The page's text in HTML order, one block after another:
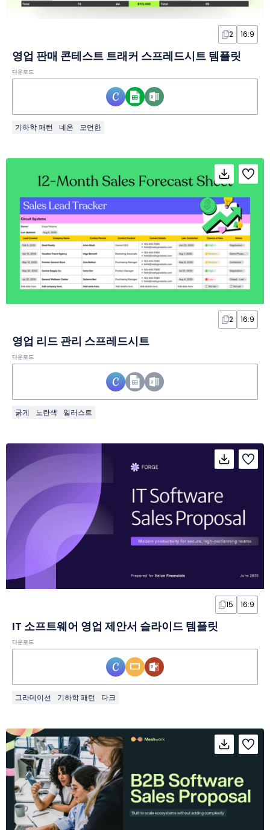
2 16:9
영업 판매 콘테스트 트래커 스프레드시트 템플릿
다운로드
기하학 패턴 네온 모던한
2 16:9
영업 리드 관리 스프레드시트
다운로드
굵게 노란색 일러스트
15 16:9
IT 소프트웨어 영업 제안서 슬라이드 템플릿
다운로드
그라데이션 기하학 패턴 다크